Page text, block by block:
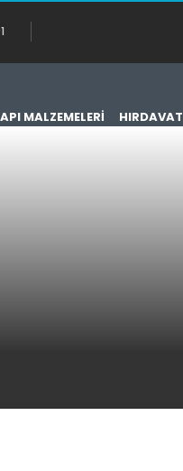
MALZEMELERI HIRDAVAT